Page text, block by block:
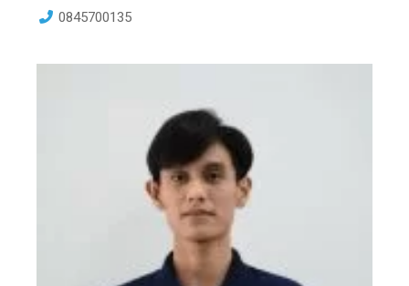
0845700135